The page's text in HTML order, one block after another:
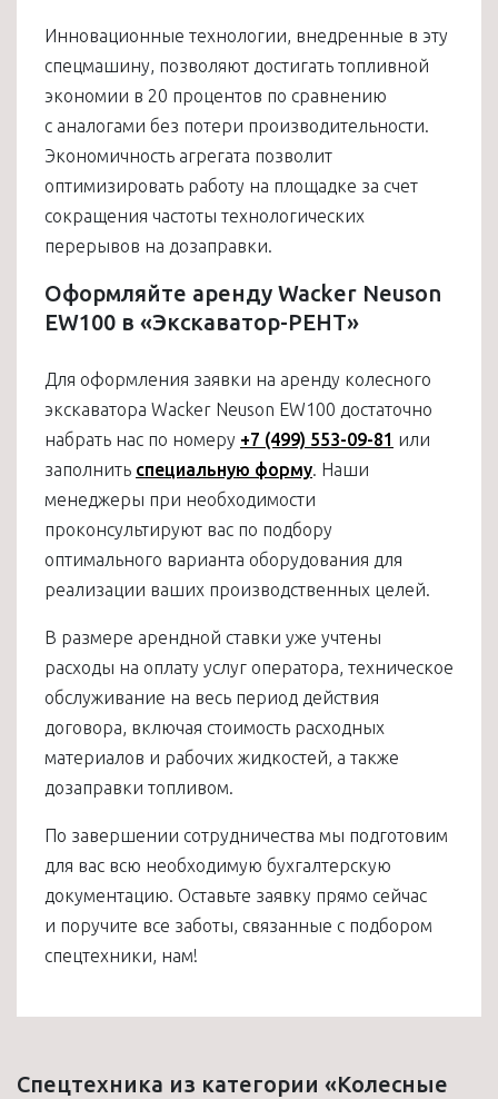
Инновационные технологии, внедренные в эту
спецмашину, позволяют достигать топливной
экономии в 20 процентов по сравнению
с аналогами без потери производительности.
Экономичность агрегата позволит
оптимизировать работу на площадке за счет
сокращения частоты технологических
перерывов на дозаправки.
Оформляйте аренду Wacker Neuson
EW100 в «Экскаватор-РЕНТ»
Для оформления заявки на аренду колесного
экскаватора Wacker Neuson EW100 достаточно
набрать нас по номеру +7 (499) 553-09-81 или
заполнить специальную форму. Наши
менеджеры при необходимости
проконсультируют вас по подбору
оптимального варианта оборудования для
реализации ваших производственных целей.
В размере арендной ставки уже учтены
расходы на оплату услуг оператора, техническое
обслуживание на весь период действия
договора, включая стоимость расходных
материалов и рабочих жидкостей, а также
дозаправки топливом.
По завершении сотрудничества мы подготовим
для вас всю необходимую бухгалтерскую
документацию. Оставьте заявку прямо сейчас
и поручите все заботы, связанные с подбором
спецтехники, нам!
Спецтехника из категории «Колесные